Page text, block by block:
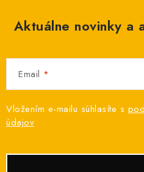
Aktuálne novinky a
Email
Vložením e-mailu súhlasíte s
údajov